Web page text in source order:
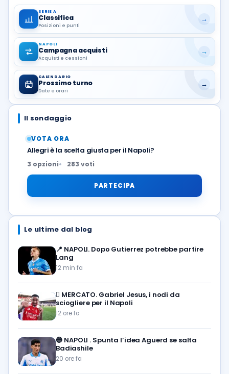
SERIE A
Classifica
Posizioni e punti
→
NAPOLI
Campagna acquisti
Acquisti e cessioni
→
CALENDARIO
Prossimo turno
Date e orari
→
Il sondaggio
VOTA ORA
Allegri è la scelta giusta per il Napoli?
3 opzioni 283 voti
PARTECIPA
Le ultime dal blog
📍 NAPOLI. Dopo Gutierrez potrebbe partire
Lang
12 min fa
🪎 MERCATO. Gabriel Jesus, i nodi da
sciogliere per il Napoli
12 ore fa
🔵 NAPOLI . Spunta l’idea Aguerd se salta
Badiashile
20 ore fa